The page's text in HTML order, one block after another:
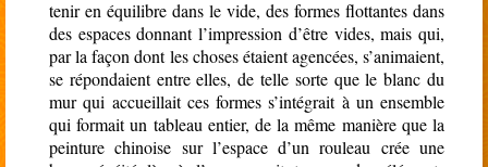
tenir en équilibre dans le vide, des formes flottantes dans
des espaces donnant l’impression d’être vides, mais qui,
par la façon dont les choses étaient agencées, s’animaient,
se répondaient entre elles, de telle sorte que le blanc du
mur qui accueillait ces formes s’intégrait à un ensemble
qui formait un tableau entier, de la même manière que la
peinture chinoise sur l’espace d’un rouleau crée une